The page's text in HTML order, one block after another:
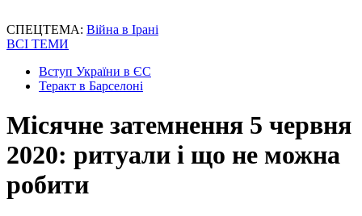
СПЕЦТЕМА: Війна в Ірані
ВСІ ТЕМИ
Вступ України в ЄС
Теракт в Барселоні
Місячне затемнення 5 червня
2020: ритуали і що не можна
робити